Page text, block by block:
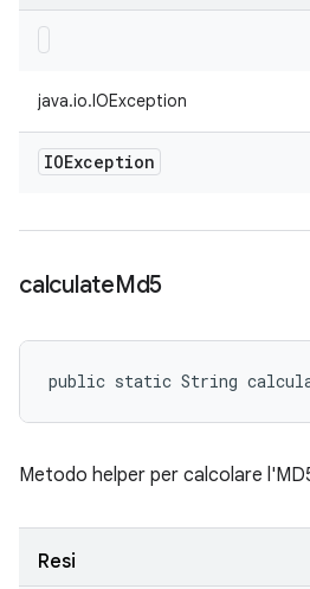
java.io.IOException
IOException
calculateMd5
public static String
Metodo helper per calcolare
Resi